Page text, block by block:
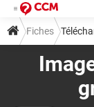
Fiches